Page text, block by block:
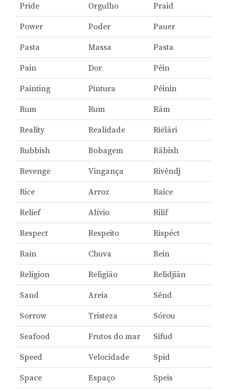
Pride Orgulho Praid
Power Poder Pauer
Pasta Massa Pasta
Pain Dor Pêin
Painting Pintura Pêinin
Rum Rum Rãm
Reality Realidade Riélãri
Rubbish Bobagem Rãbish
Revenge Vingança Rivêndj
Rice Arroz Raice
Relief Alívio Rilif
Respect Respeito Rispéct
Rain Chuva Rein
Religion Religião Relidjiãn
Sand Areia Sênd
Sorrow Tristeza Sórou
Seafood Frutos do mar Sifud
Speed Velocidade Spid
Space Espaço Speis